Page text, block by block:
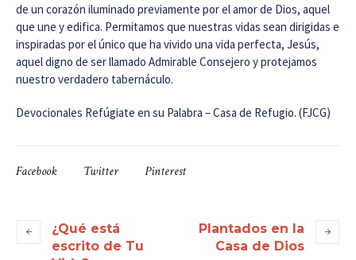
de un corazón iluminado previamente por el amor de Dios, aquel
que une y edifica. Permitamos que nuestras vidas sean dirigidas e
inspiradas por el único que ha vivido una vida perfecta, Jesús,
aquel digno de ser llamado Admirable Consejero y protejamos
nuestro verdadero tabernáculo.
Devocionales Refúgiate en su Palabra – Casa de Refugio. (FJCG)
Facebook Twitter Pinterest
¿Qué está
escrito de Tu
Plantados en la
Casa de Dios